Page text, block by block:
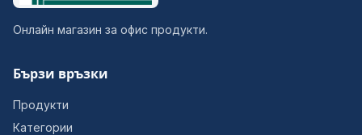
Онлайн магазин за офис продукти.
Бързи връзки
Продукти
Категории